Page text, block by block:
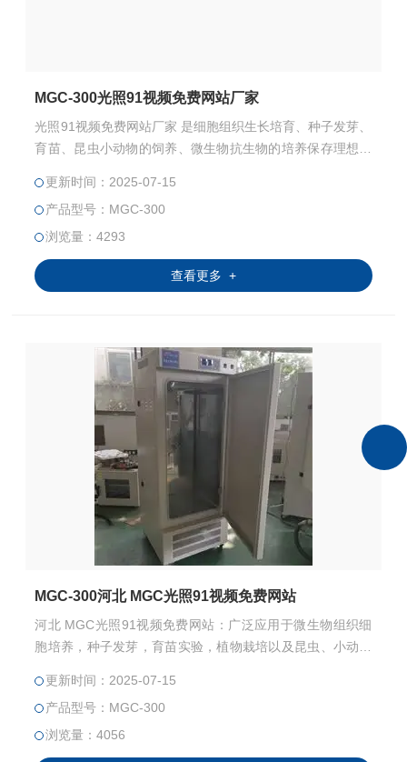
MGC-300光照91视频免费网站厂家
光照91视频免费网站厂家 是细胞组织生长培育、种子发芽、
育苗、昆虫小动物的饲养、微生物抗生物的培养保存理想的
畜牧等领域从事生产和科研作恒温、光照实验培养的装置
更新时间：2025-07-15
产品型号：MGC-300
浏览量：4293
查看更多 +
MGC-300河北 MGC光照91视频免费网站
河北 MGC光照91视频免费网站：广泛应用于微生物组织细
胞培养，种子发芽，育苗实验，植物栽培以及昆虫、小动物
更新时间：2025-07-15
产品型号：MGC-300
浏览量：4056